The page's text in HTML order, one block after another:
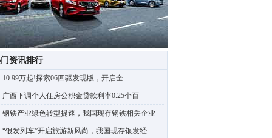
资讯排行
10.99万起!探索06四驱发现版，开启全
广西下调个人住房公积金贷款利率0.25个百
钢铁产业绿色转型提速，我国现存钢铁相关企业
“银发列车”开启旅游新风尚，我国现存银发经